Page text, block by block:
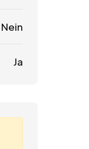
Nein
Ja